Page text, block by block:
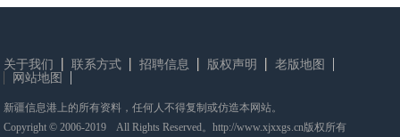
关于我们 联系方式 招聘信息 版权声明
老版地图
网站地图
新疆信息港上的所有资料，任何人不得复制或仿造本网站。
Copyright © 2006-2019 All Rights Reserved。http://www.xjxxgs.cn版权所有